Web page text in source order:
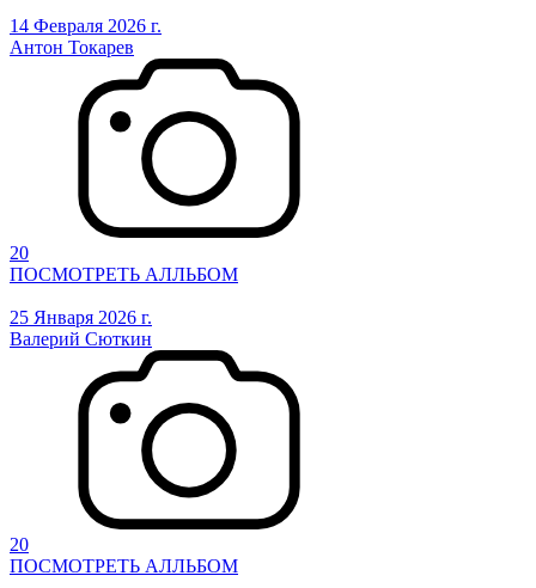
14 Февраля 2026 г.
Антон Токарев
20
ПОСМОТРЕТЬ АЛЛЬБОМ
25 Января 2026 г.
Валерий Сюткин
20
ПОСМОТРЕТЬ АЛЛЬБОМ